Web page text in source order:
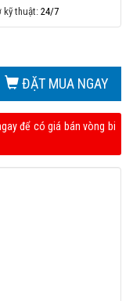
kỹ thuật:24/7
ĐẶT MUA NGAY
để có giá bán vòng bi